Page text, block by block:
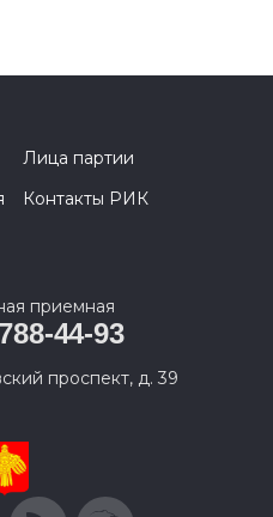
Лица партии
Контакты РИК
приемная
44-93
проспект, д. 39